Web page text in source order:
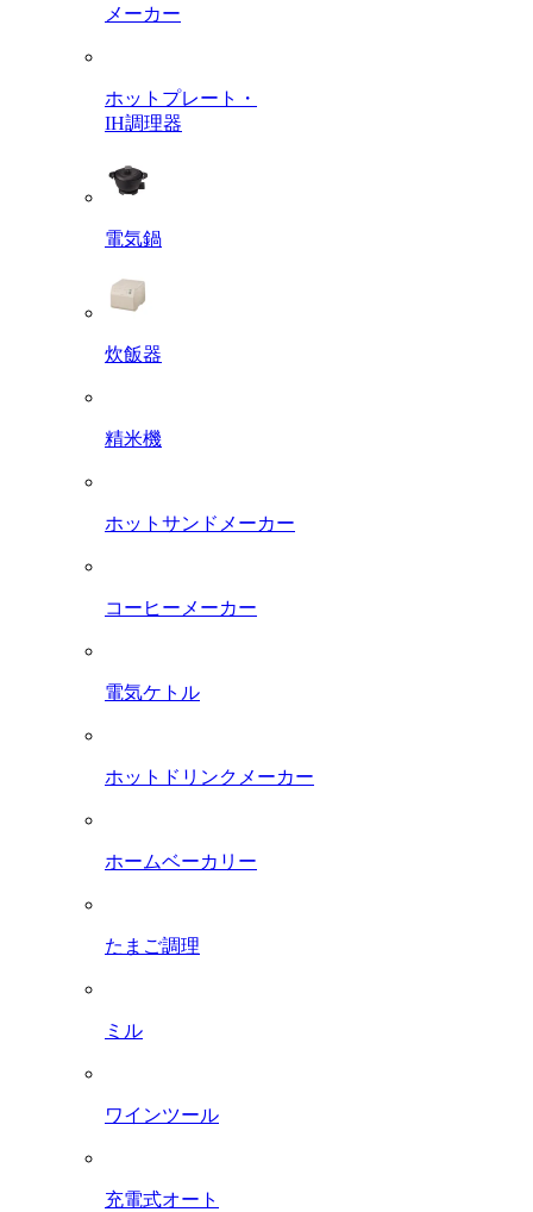
メーカー
ホットプレート・
IH調理器
電気鍋
炊飯器
精米機
ホットサンドメーカー
コーヒーメーカー
電気ケトル
ホットドリンクメーカー
ホームベーカリー
たまご調理
ミル
ワインツール
充電式オート